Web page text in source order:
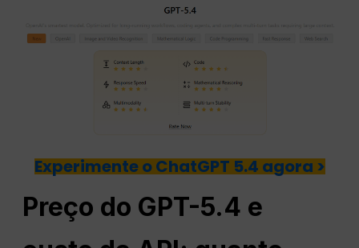
Experimente o ChatGPT 5.4 agora >
Preço do GPT-5.4 e